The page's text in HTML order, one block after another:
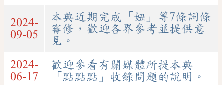
2024-
09-05
本典近期完成「妞」等7條詞條
審修，歡迎各界參考並提供意
見。
2024-
06-17
歡迎參看有關媒體所提本典
「點點點」收錄問題的說明。